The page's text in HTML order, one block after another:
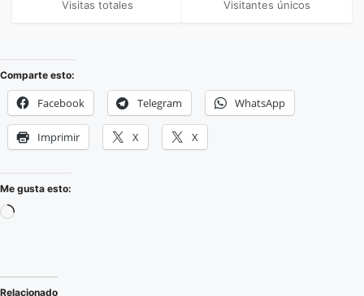
Visitas totales Visitantes únicos
Comparte esto:
Facebook Telegram WhatsApp
Imprimir X X
Me gusta esto:
Relacionado